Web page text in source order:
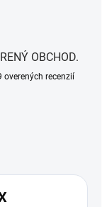
OBCHOD.
overených recenzií